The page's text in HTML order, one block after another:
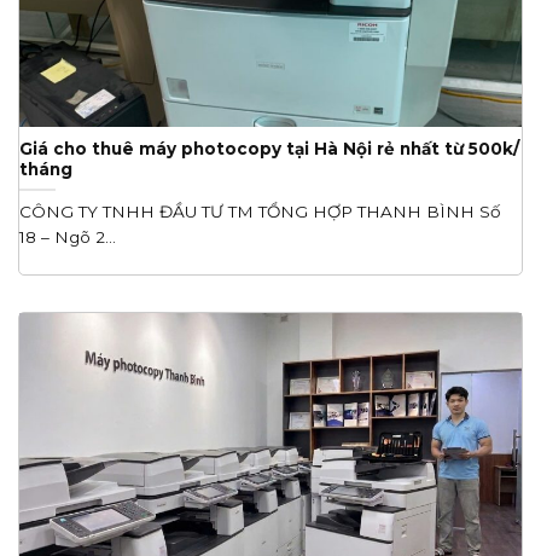
Giá cho thuê máy photocopy tại Hà Nội rẻ nhất từ 500k/
tháng
CÔNG TY TNHH ĐẦU TƯ TM TỔNG HỢP THANH BÌNH Số
18 – Ngõ 2...